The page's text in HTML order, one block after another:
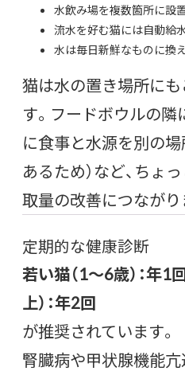
水飲み場を複数箇所に設
流水を好む猫には自動給
水は毎日新鮮なものに換
猫は水の置き場所に
す。フードボウルの隣
に食事と水源を別の
あるため）など、ちょ
取量の改善につながり
定期的な健康診断
若い猫（1〜6歳）：年1
上）：年2回
が推奨されています。
腎臓病や甲状腺機能亢